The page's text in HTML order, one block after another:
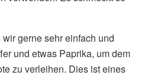
gerne sehr einfach und
und etwas Paprika, um dem
zu verleihen. Dies ist eines